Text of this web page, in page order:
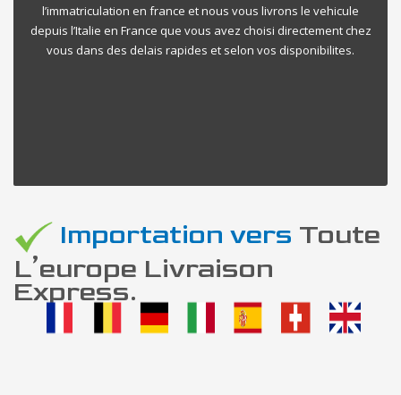
l’immatriculation en france et nous vous livrons le vehicule
depuis l’Italie en France que vous avez choisi directement chez
vous dans des delais rapides et selon vos disponibilites.
Importation vers Toute
L’europe Livraison
Express.